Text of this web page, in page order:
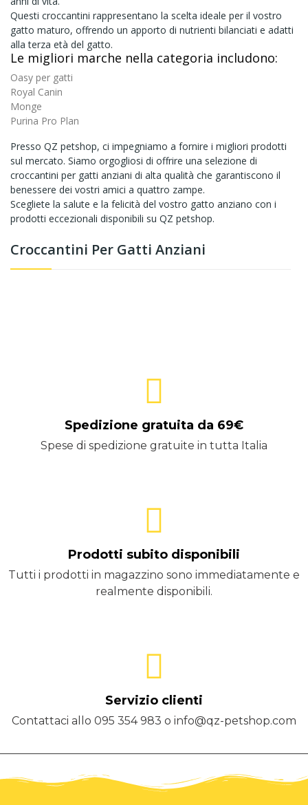
Croccantini Per Gatti Anziani
Questi croccantini rappresentano la scelta ideale per il vostro
gatto maturo, offrendo un apporto di nutrienti bilanciati e adatti
alla terza età del gatto.
Le migliori marche nella categoria includono:
Oasy per gatti
Royal Canin
Monge
Purina Pro Plan
Presso QZ petshop, ci impegniamo a fornire i migliori prodotti
sul mercato. Siamo orgogliosi di offrire una selezione di
croccantini per gatti anziani di alta qualità che garantiscono il
benessere dei vostri amici a quattro zampe.
Scegliete la salute e la felicità del vostro gatto anziano con i
prodotti eccezionali disponibili su QZ petshop.
Spedizione gratuita da 69€
Spese di spedizione gratuite in tutta Italia
Prodotti subito disponibili
Tutti i prodotti in magazzino sono immediatamente e
realmente disponibili.
Servizio clienti
Contattaci allo 095 354 983 o info@qz-petshop.com